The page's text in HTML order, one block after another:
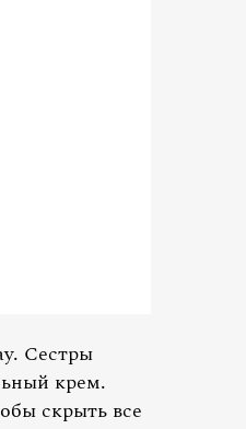
Сестры
крем.
скрыть все